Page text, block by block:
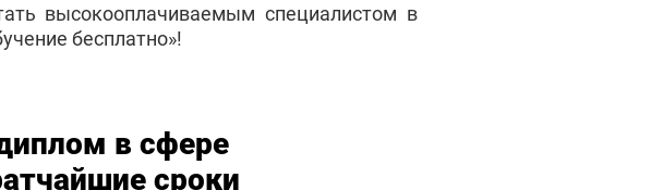
высокооплачиваемым специалистом в
бесплатно»!
в сфере
сроки